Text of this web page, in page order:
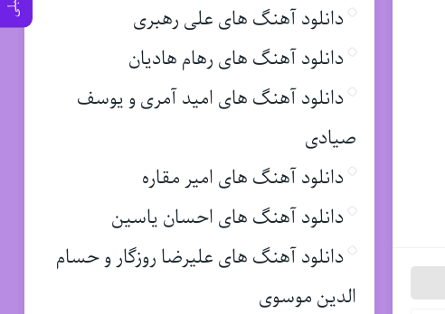
دانلود آهنگ های علی رهبری
دانلود آهنگ های رهام هادیان
دانلود آهنگ های امید آمری و یوسف
صیادی
دانلود آهنگ های امیر مقاره
دانلود آهنگ های احسان یاسین
دانلود آهنگ های علیرضا روزگار و حسام
الدین موسوی